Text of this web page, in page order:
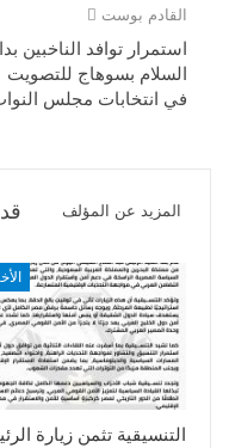
القادم بوست
استمرار توافد الناخبين
السلام بسوهاج للتصويت
في انتخابات مجلس
المزيد عن المؤلف
التنسيقية تثمن زيارة